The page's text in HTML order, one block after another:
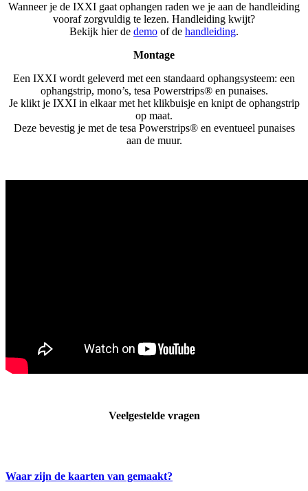
Wanneer je de IXXI gaat ophangen raden we je aan de handleiding
vooraf zorgvuldig te lezen. Handleiding kwijt?
Bekijk hier de demo of de handleiding.
Montage
Een IXXI wordt geleverd met een standaard ophangsysteem: een
ophangstrip, mono’s, tesa Powerstrips® en punaises.
Je klikt je IXXI in elkaar met het klikbuisje en knipt de ophangstrip
op maat.
Deze bevestig je met de tesa Powerstrips® en eventueel punaises
aan de muur.
Veelgestelde vragen
Waar zijn de kaarten van gemaakt?